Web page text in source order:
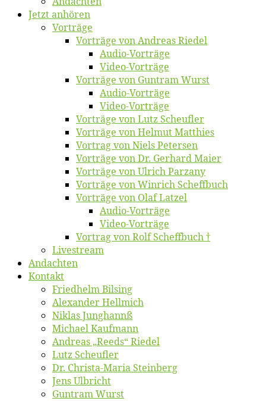
Jetzt an­hö­ren
Vor­trä­ge
Vor­trä­ge von An­dre­as Riedel
Au­dio-Vor­trä­ge
Vi­deo-Vor­trä­ge
Vor­trä­ge von Gun­tram Wurst
Au­dio-Vor­trä­ge
Vi­deo-Vor­trä­ge
Vor­trä­ge von Lutz Scheufler
Vor­trä­ge von Hel­mut Matthies
Vor­trag von Niels Petersen
Vor­trä­ge von Dr. Ger­hard Maier
Vor­trä­ge von Ul­rich Parzany
Vor­trä­ge von Win­rich Scheffbuch
Vor­trä­ge von Olaf Latzel
Au­dio-Vor­trä­ge
Vi­deo-Vor­trä­ge
Vor­trag von Rolf Scheffbuch †
Live­stream
An­dach­ten
Kon­takt
Fried­helm Bilsing
Alex­an­der Hellmich
Ni­klas Junghannß
Mi­cha­el Kaufmann
An­dre­as „Reeds“ Riedel
Lutz Scheuf­ler
Dr. Chris­­ta-Ma­ria Steinberg
Jens Ulb­richt
Gun­tram Wurst